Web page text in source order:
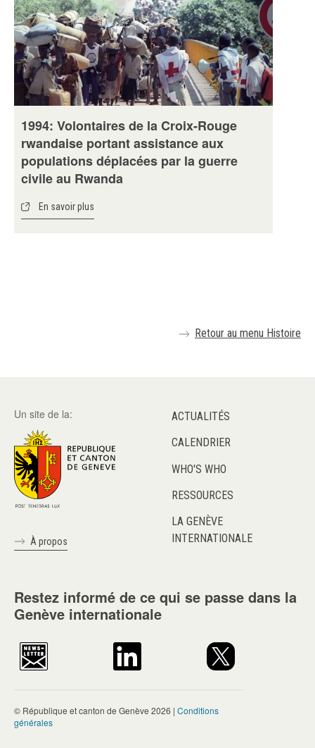
1994: Volontaires de la Croix-Rouge
rwandaise portant assistance aux
populations déplacées par la guerre
civile au Rwanda
En savoir plus
Retour au menu Histoire
Un site de la:
À propos
ACTUALITÉS
CALENDRIER
WHO'S WHO
RESSOURCES
LA GENÈVE
INTERNATIONALE
Restez informé de ce qui se passe dans la
Genève internationale
© République et canton de Genève 2026 | Conditions
générales